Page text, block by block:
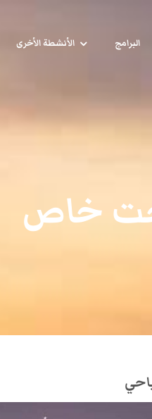
البرامج الأنشطة الأخرى
خاص